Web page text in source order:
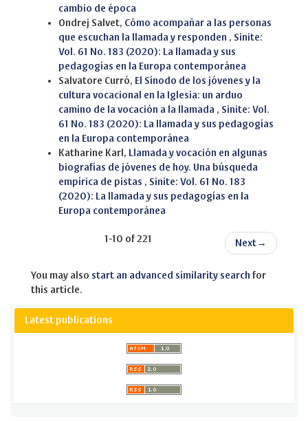
cambio de época
Ondrej Salvet, Cómo acompañar a las personas
que escuchan la llamada y responden , Sinite:
Vol. 61 No. 183 (2020): La llamada y sus
pedagogías en la Europa contemporánea
Salvatore Curró, El Sínodo de los jóvenes y la
cultura vocacional en la Iglesia: un arduo
camino de la vocación a la llamada , Sinite: Vol.
61 No. 183 (2020): La llamada y sus pedagogías
en la Europa contemporánea
Katharine Karl, Llamada y vocación en algunas
biografías de jóvenes de hoy. Una búsqueda
empírica de pistas , Sinite: Vol. 61 No. 183
(2020): La llamada y sus pedagogías en la
Europa contemporánea
1-10 of 221 Next →
You may also start an advanced similarity search for
this article.
Latest publications